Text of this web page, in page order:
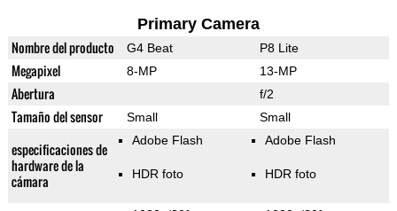
Primary Camera
Nombre del producto G4 Beat P8 Lite
Megapixel 8-MP 13-MP
Abertura f/2
Tamaño del sensor Small Small
especificaciones de
hardware de la
cámara
Adobe Flash
HDR foto
Adobe Flash
HDR foto